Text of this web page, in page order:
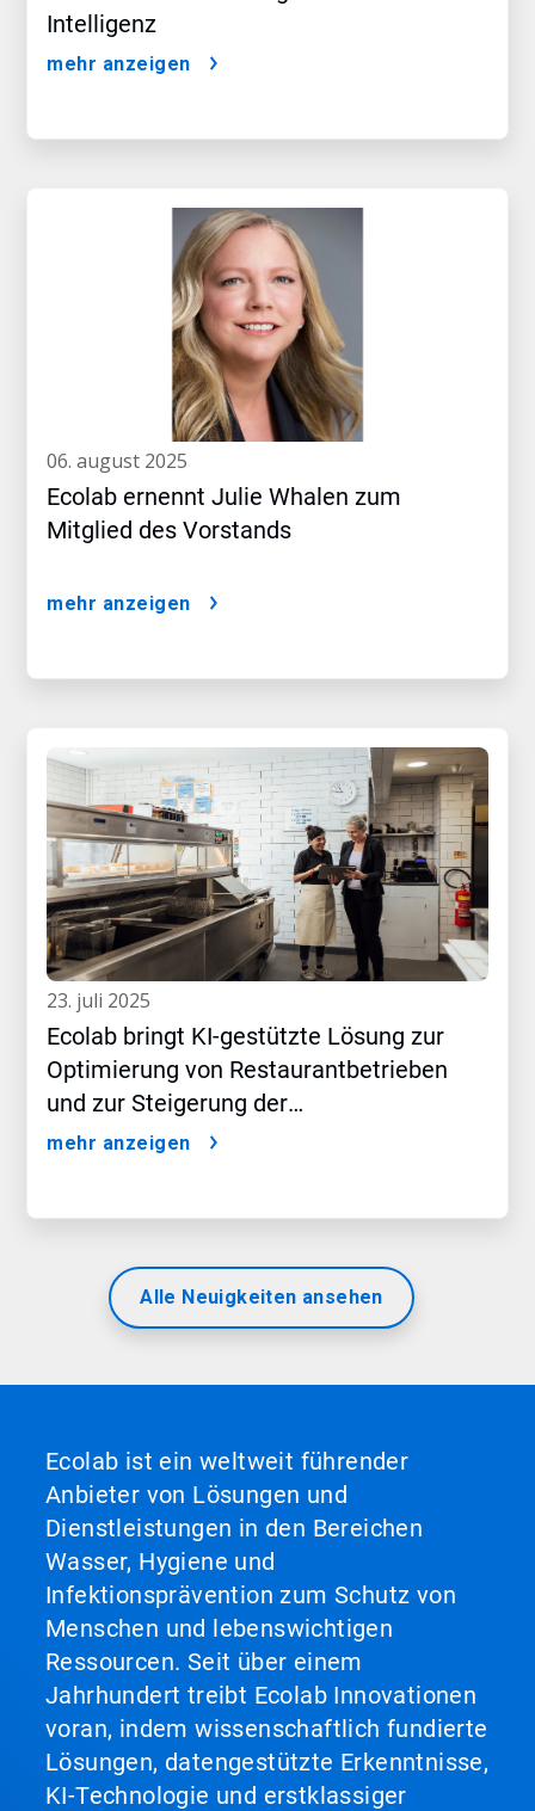
Intelligenz
mehr anzeigen
06. august 2025
Ecolab ernennt Julie Whalen zum
Mitglied des Vorstands
mehr anzeigen
23. juli 2025
Ecolab bringt KI-gestützte Lösung zur
Optimierung von Restaurantbetrieben
und zur Steigerung der
Gästezufriedenheit auf den Markt
mehr anzeigen
Alle Neuigkeiten ansehen
Ecolab ist ein weltweit führender
Anbieter von Lösungen und
Dienstleistungen in den Bereichen
Wasser, Hygiene und
Infektionsprävention zum Schutz von
Menschen und lebenswichtigen
Ressourcen. Seit über einem
Jahrhundert treibt Ecolab Innovationen
voran, indem wissenschaftlich fundierte
Lösungen, datengestützte Erkenntnisse,
KI-Technologie und erstklassiger